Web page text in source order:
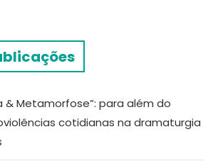
& Metamorfose”: para além do
cotidianas na dramaturgia